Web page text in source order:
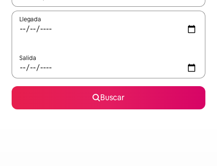
Llegada
Salida
Buscar